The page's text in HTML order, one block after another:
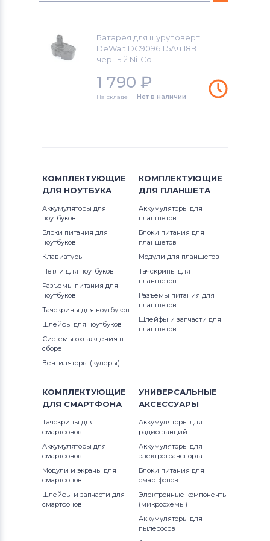
Аккумуляторы для шуруповертов
Аккумуляторы для шуруповертов
Аккумуляторы для шуруповертов
Gardena
Аккумуляторы для шуруповертов
Аккумуляторы для шуруповертов
Einhell
Аккумуляторы для шуруповертов
AEG
Аккумуляторы для шуруповертов
Metabo
Hammer
Festool
Аккумуляторы для шуруповертов
Paslode
Аккумуляторы для шуруповертов
Hilti
Аккумуляторы для шуруповертов
DC212B
DC212KB
DC300KN
DC305KL
DC305KN
DC308KL
DC308KN
DC310KL
DC310KN
DC315KN
DC318KL
DC318KN
DC330
DC330K
DW9096
Батарея для шуруповерт
DeWalt DC9096 1.5Ач 18В
черный Ni-Cd
1 790 ₽
На складе Нет в наличии
КОМПЛЕКТУЮЩИЕ
ДЛЯ НОУТБУКА
Аккумуляторы для
ноутбуков
Блоки питания для
ноутбуков
Клавиатуры
Петли для ноутбуков
Разъемы питания для
ноутбуков
Тачскрины для ноутбуков
Шлейфы для ноутбуков
Системы охлаждения в
сборе
Вентиляторы (кулеры)
КОМПЛЕКТУЮЩИЕ
ДЛЯ ПЛАНШЕТА
Аккумуляторы для
планшетов
Блоки питания для
планшетов
Модули для планшетов
Тачскрины для
планшетов
Разъемы питания для
планшетов
Шлейфы и запчасти для
планшетов
КОМПЛЕКТУЮЩИЕ
ДЛЯ СМАРТФОНА
Тачскрины для
смартфонов
Аккумуляторы для
смартфонов
Модули и экраны для
смартфонов
Шлейфы и запчасти для
смартфонов
УНИВЕРСАЛЬНЫЕ
АКСЕССУАРЫ
Аккумуляторы для
радиостанций
Аккумуляторы для
электротранспорта
Блоки питания для
смартфонов
Электронные компоненты
(микросхемы)
Аккумуляторы для
пылесосов